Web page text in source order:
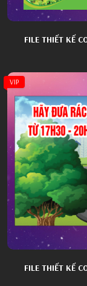
FILE THIẾT KẾ
VIP
FILE THIẾT KẾ